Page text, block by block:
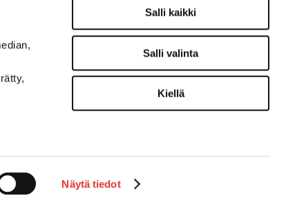
Näytä tiedot
Salli kaikki
Salli valinta
Kiellä